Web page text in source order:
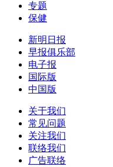
专题
保健
新明日报
早报俱乐部
电子报
国际版
中国版
关于我们
常见问题
关注我们
联络我们
广告联络